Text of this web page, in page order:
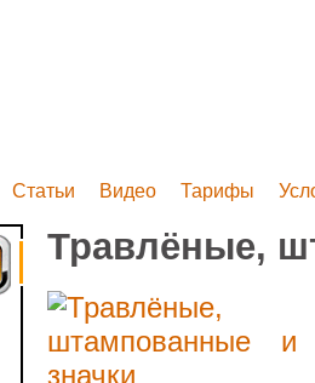
Статьи Видео Тарифы
Травлёные,